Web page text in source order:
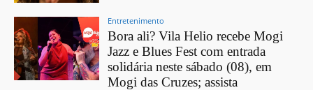
Entretenimento
Bora ali? Vila Helio recebe Mogi
Jazz e Blues Fest com entrada
solidária neste sábado (08), em
Mogi das Cruzes; assista